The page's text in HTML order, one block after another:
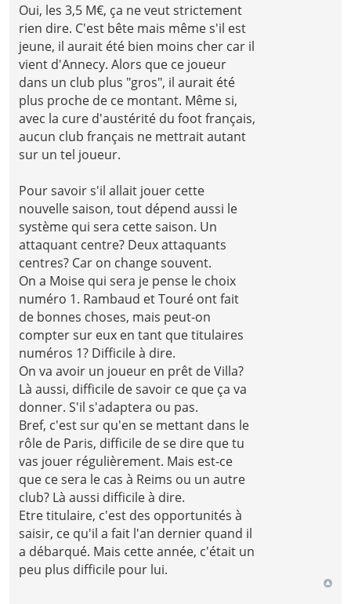
Oui, les 3,5 M€, ça ne veut strictement
rien dire. C'est bête mais même s'il est
jeune, il aurait été bien moins cher car il
vient d'Annecy. Alors que ce joueur
dans un club plus "gros", il aurait été
plus proche de ce montant. Même si,
avec la cure d'austérité du foot français,
aucun club français ne mettrait autant
sur un tel joueur.
Pour savoir s'il allait jouer cette
nouvelle saison, tout dépend aussi le
système qui sera cette saison. Un
attaquant centre? Deux attaquants
centres? Car on change souvent.
On a Moise qui sera je pense le choix
numéro 1. Rambaud et Touré ont fait
de bonnes choses, mais peut-on
compter sur eux en tant que titulaires
numéros 1? Difficile à dire.
On va avoir un joueur en prêt de Villa?
Là aussi, difficile de savoir ce que ça va
donner. S'il s'adaptera ou pas.
Bref, c'est sur qu'en se mettant dans le
rôle de Paris, difficile de se dire que tu
vas jouer régulièrement. Mais est-ce
que ce sera le cas à Reims ou un autre
club? Là aussi difficile à dire.
Etre titulaire, c'est des opportunités à
saisir, ce qu'il a fait l'an dernier quand il
a débarqué. Mais cette année, c'était un
peu plus difficile pour lui.